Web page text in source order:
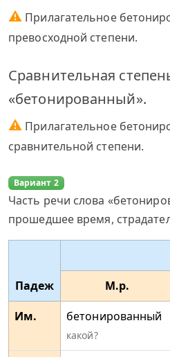
⚠ Прилагательное
превосходной степени.
Сравнительная
«бетонированный».
⚠ Прилагательное
сравнительной степени.
Вариант 2
Часть речи слова
прошедшее время,
Падеж
М.р.
Им.
бетонированный
какой?